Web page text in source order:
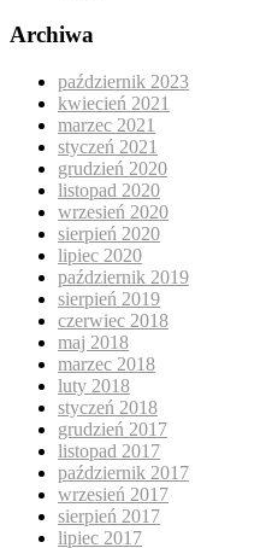
Archiwa
październik 2023
kwiecień 2021
marzec 2021
styczeń 2021
grudzień 2020
listopad 2020
wrzesień 2020
sierpień 2020
lipiec 2020
październik 2019
sierpień 2019
czerwiec 2018
maj 2018
marzec 2018
luty 2018
styczeń 2018
grudzień 2017
listopad 2017
październik 2017
wrzesień 2017
sierpień 2017
lipiec 2017